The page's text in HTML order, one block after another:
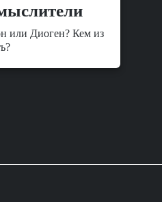
или Диоген? Кем из